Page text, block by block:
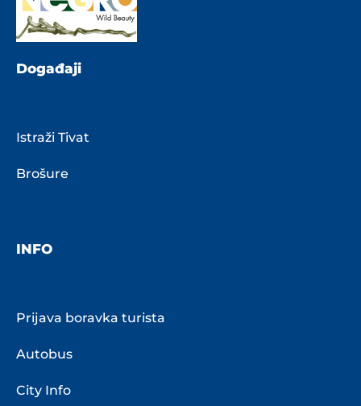
Događaji
Istraži Tivat
Brošure
INFO
Prijava boravka turista
Autobus
City Info